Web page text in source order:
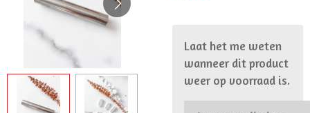
Laat het me weten
wanneer dit product
weer op voorraad is.